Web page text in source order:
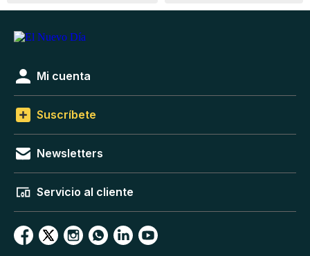
Mi cuenta
Suscríbete
Newsletters
Servicio al cliente